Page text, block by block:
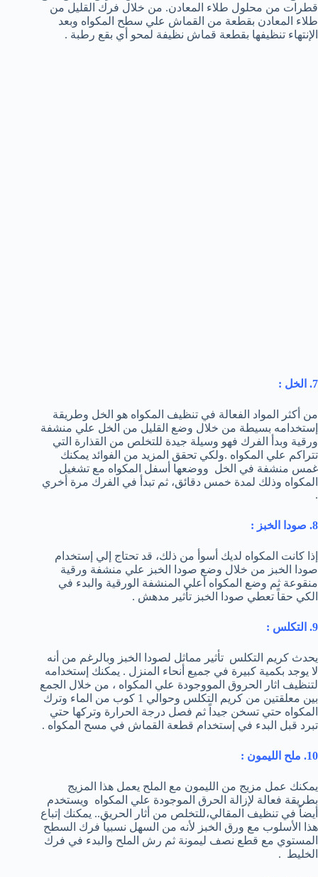
قطرات من محلول طلاء المعادن. من خلال فرك القليل من
طلاء المعادن بقطعة من القماش علي سطح المكواه وبعد
الإنتهاء تنظيفها بقطعة قماش نظيفة لمحو أي بقع رطبة .
7. الخل :
من أكثر المواد الفعالة في تنظيف المكواه هو الخل وطريقة
إستخدامه بسيطة من خلال وضع القليل من الخل علي منشفة
ورقية وبدأ الفرك فهو وسيلة جيدة للتخلص من القذارة التي
تتراكم علي المكواه .ولكي تحقق المزيد من الفوائد يمكنك
غمس منشفة في الخل ووضعها أسفل المكواه مع تشغيل
المكواه وذلك لمدة خمس دقائق، ثم تبدأ في الفرك مرة أخري
.
8. صودا الخبز :
إذا كانت المكواه لديك أسوأ من ذلك، قد تحتاج إلي إستخدام
صودا الخبز من خلال وضع صودا الخبز علي منشفة ورقية
منقوعة ثم وضع المكواه أعلي المنشفة الورقية والبدء في
الكي حقاً تعطي صودا الخبز تأثير مدهش .
9. التكلس :
يحدث كريم التكلس تأثير مماثل لصودا الخبز وبالرغم من أنه
لا يوجد بكمية كبيرة في جميع أنحاء المنزل . يمكنك إستخدامه
لتنظيف اثار الحروق المووجودة علي المكواه ، من خلال الجمع
بين معلقتين من كريم التكلس وحوالي 1 كوب من الماء وترك
المكواه حتي تسخن جيداً ثم فصل درجة الحرارة وتركها حتي
تبرد قبل البدء في إستخدام قطعة القماش في مسح المكواه .
10. ملح الليمون :
يمكنك عمل مزيج من الليمون مع الملح يعمل هذا المزيج
بطريقة فعالة لإزالة الحرق الموجودة علي المكواه ويستخدم
أيضاً في تنظيف المقالي،للتخلص من أثار الحريق.. يمكنك إتباع
هذا الأسلوب مع ورق الخبز لأنه من السهل نسبياً فرك السطح
المستوي مع قطع نصف ليمونة ثم رش الملح والبدء في فرك
الخليط .